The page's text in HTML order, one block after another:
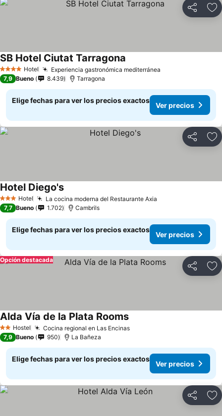
Compartir
4 EstrellasHotel Experiencia gastronómica mediterránea
SB Hotel Ciutat Tarragona
7,9 Bueno 8.439 Tarragona
Elige fechas para ver los precios exactos
Ver precios
Compartir
3 Estrellas
Hotel La cocina moderna del Restaurante Axia
Hotel Diego's
7,7 Bueno 1.702 Cambrils
Elige fechas para ver los precios exactos
Ver precios
Compartir
Opción destacada
2 Estrellas
Hostel Cocina regional en Las Encinas
Alda Vía de la Plata Rooms
7,9 Bueno 950 La Bañeza
Elige fechas para ver los precios exactos
Ver precios
Compartir